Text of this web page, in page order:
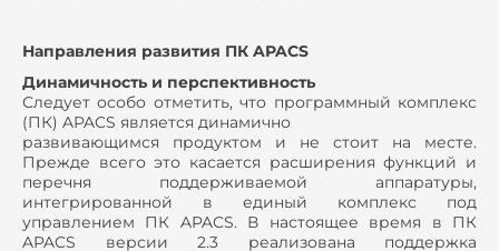
Направления развития ПК APACS
Динамичность и перспективность
Следует особо отметить, что программный комплекс
(ПК) APACS является динамично
развивающимся продуктом и не стоит на месте.
Прежде всего это касается расширения функций и
перечня поддерживаемой аппаратуры,
интегрированной в единый комплекс под
управлением ПК APACS. В настоящее время в ПК
APACS версии 2.3 реализована поддержка